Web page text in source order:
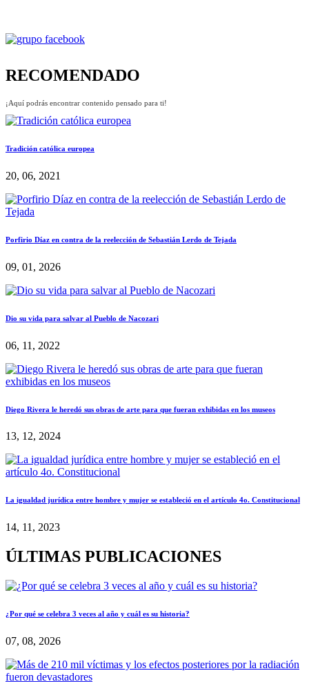
RECOMENDADO
¡Aquí podrás encontrar contenido pensado para ti!
Tradición católica europea
20, 06, 2021
Porfirio Díaz en contra de la reelección de Sebastián Lerdo de Tejada
09, 01, 2026
Dio su vida para salvar al Pueblo de Nacozari
06, 11, 2022
Diego Rivera le heredó sus obras de arte para que fueran exhibidas en los museos
13, 12, 2024
La igualdad jurídica entre hombre y mujer se estableció en el artículo 4o. Constitucional
14, 11, 2023
ÚLTIMAS PUBLICACIONES
¿Por qué se celebra 3 veces al año y cuál es su historia?
07, 08, 2026